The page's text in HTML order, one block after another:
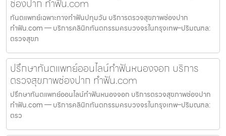
ช่องปาก ทำฟัน.com
ทันตแพทย์เฉพาะทางทำฟันปทุมวัน บริการตรวจสุขภาพช่องปาก
ทำฟัน.com — บริการคลินิกทันตกรรมครบวงจรในกรุงเทพ–ปริมณฑล:
ตรวจสุขภ
ปรึกษาทันตแพทย์ออนไลน์ทำฟันหนองจอก บริการ
ตรวจสุขภาพช่องปาก ทำฟัน.com
ปรึกษาทันตแพทย์ออนไลน์ทำฟันหนองจอก บริการตรวจสุขภาพช่องปาก
ทำฟัน.com — บริการคลินิกทันตกรรมครบวงจรในกรุงเทพ–ปริมณฑล:
ตรว